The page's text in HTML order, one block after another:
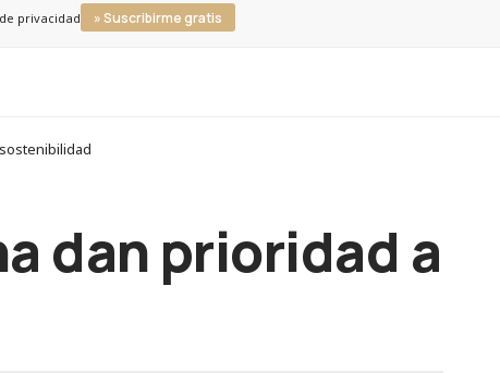
privacidad » Suscribirme gratis
dan prioridad a